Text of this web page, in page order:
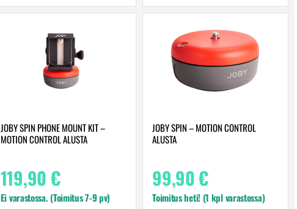
JOBY SPIN PHONE MOUNT KIT –
MOTION CONTROL ALUSTA
119,90€
Ei varastossa. (Toimitus 7-9 pv)
JOBY SPIN – MOTION CONTROL
ALUSTA
99,90€
Toimitus heti! (1 kpl varastossa)